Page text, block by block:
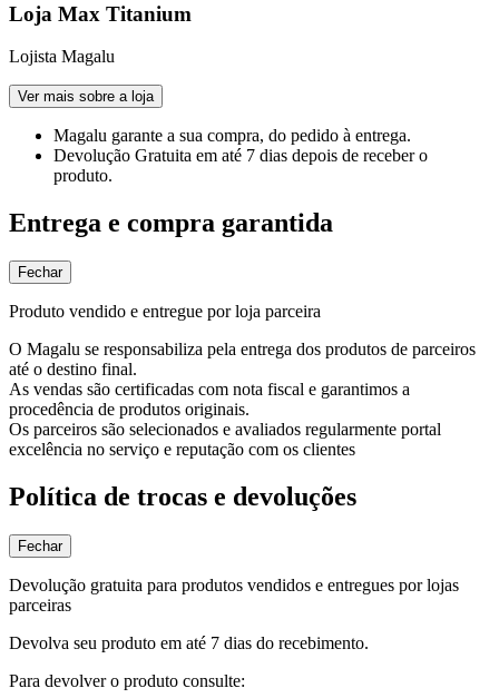
Loja Max Titanium
Lojista Magalu
Ver mais sobre a loja
Magalu garante a sua compra, do pedido à entrega.
Devolução Gratuita em até 7 dias depois de receber o
produto.
Entrega e compra garantida
Fechar
Produto vendido e entregue por loja parceira
O Magalu se responsabiliza pela entrega dos produtos de parceiros
até o destino final.
As vendas são certificadas com nota fiscal e garantimos a
procedência de produtos originais.
Os parceiros são selecionados e avaliados regularmente portal
excelência no serviço e reputação com os clientes
Política de trocas e devoluções
Fechar
Devolução gratuita para produtos vendidos e entregues por lojas
parceiras
Devolva seu produto em até 7 dias do recebimento.
Para devolver o produto consulte: